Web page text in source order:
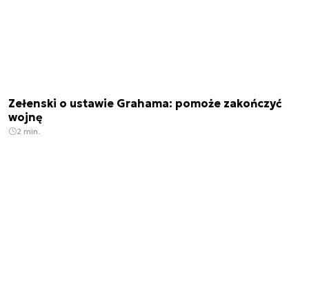
Zełenski o ustawie Grahama: pomoże zakończyć
wojnę
2 min.